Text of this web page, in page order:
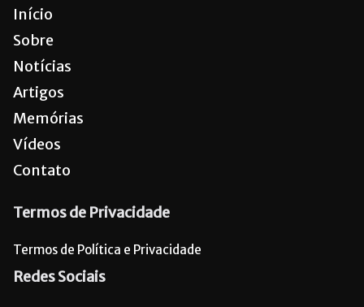
Início
Sobre
Notícias
Artigos
Memórias
Vídeos
Contato
Termos de Privacidade
Termos de Política e Privacidade
Redes Sociais